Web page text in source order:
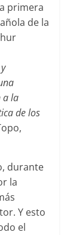
primera
de la
a la
de los
durante
la
Y esto
el